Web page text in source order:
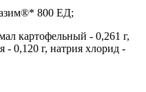
800 ЕД;
картофельный - 0,261 г,
- 0,120 г, натрия хлорид -